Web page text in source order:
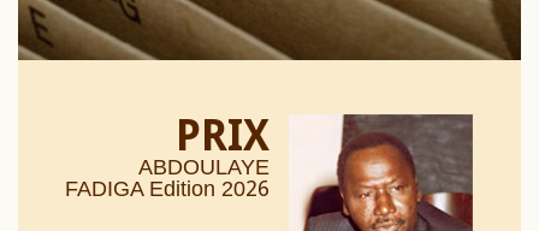
PRIX
ABDOULAYE
FADIGA Edition 2026